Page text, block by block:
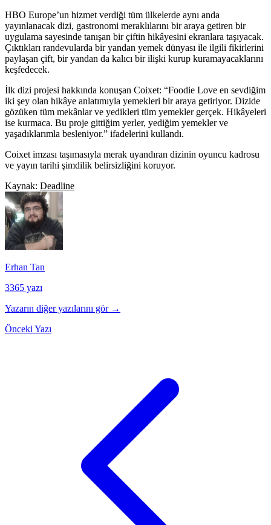
HBO Europe’un hizmet verdiği tüm ülkelerde aynı anda
yayınlanacak dizi, gastronomi meraklılarını bir araya getiren bir
uygulama sayesinde tanışan bir çiftin hikâyesini ekranlara taşıyacak.
Çıktıkları randevularda bir yandan yemek dünyası ile ilgili fikirlerini
paylaşan çift, bir yandan da kalıcı bir ilişki kurup kuramayacaklarını
keşfedecek.
İlk dizi projesi hakkında konuşan Coixet: “Foodie Love en sevdiğim
iki şey olan hikâye anlatımıyla yemekleri bir araya getiriyor. Dizide
gözüken tüm mekânlar ve yedikleri tüm yemekler gerçek. Hikâyeleri
ise kurmaca. Bu proje gittiğim yerler, yediğim yemekler ve
yaşadıklarımla besleniyor.” ifadelerini kullandı.
Coixet imzası taşımasıyla merak uyandıran dizinin oyuncu kadrosu
ve yayın tarihi şimdilik belirsizliğini koruyor.
Kaynak: Deadline
Erhan Tan
3365 yazı
Yazarın diğer yazılarını gör →
Önceki Yazı